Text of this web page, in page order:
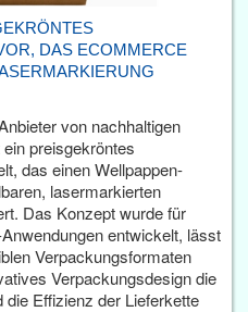
DAS ECOMMERCE
von nachhaltigen
preisgekröntes
das einen Wellpappen-
lasermarkierten
Das Konzept wurde für
entwickelt, lässt
Verpackungsformaten
Verpackungsdesign die
Effizienz der Lieferkette